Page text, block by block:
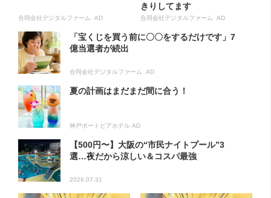
合同会社デジタルファーム AD
きりしてます
合同会社デジタルファーム AD
「宝くじを買う前に〇〇をするだけです」7
億当選者が続出
合同会社デジタルファーム AD
夏の計画はまだまだ間に合う！
神戸ポートピアホテル AD
【500円〜】大阪の“市民ナイトプール”3
選…夜だから涼しい＆コスパ最強
2026.07.31